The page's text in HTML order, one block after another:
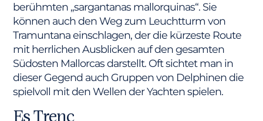
berühmten „sargantanas mallorquinas“. Sie
können auch den Weg zum Leuchtturm von
Tramuntana einschlagen, der die kürzeste Route
mit herrlichen Ausblicken auf den gesamten
Südosten Mallorcas darstellt. Oft sichtet man in
dieser Gegend auch Gruppen von Delphinen die
spielvoll mit den Wellen der Yachten spielen.
Es Trenc